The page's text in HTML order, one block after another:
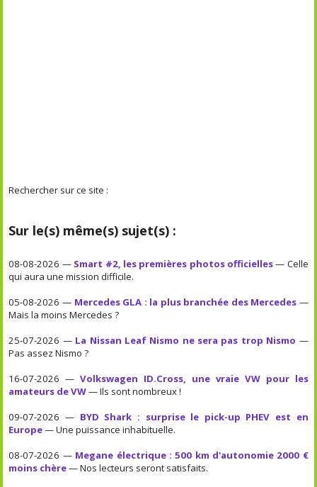
Rechercher sur ce site :
Sur le(s) même(s) sujet(s) :
08-08-2026 — Smart #2, les premières photos officielles— Celle
qui aura une mission difficile.
05-08-2026 — Mercedes GLA : la plus branchée des Mercedes —
Mais la moins Mercedes ?
25-07-2026 — La Nissan Leaf Nismo ne sera pas trop Nismo —
Pas assez Nismo ?
16-07-2026 —Volkswagen ID.Cross, une vraie VW pour les
amateurs de VW— Ils sont nombreux !
09-07-2026 — BYD Shark : surprise le pick-up PHEV est en
Europe— Une puissance inhabituelle.
08-07-2026 — Megane électrique : 500 km d'autonomie 2000 €
moins chère— Nos lecteurs seront satisfaits.